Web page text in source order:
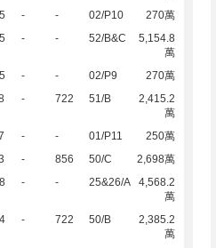
- - 02/P10
270萬
- - 52/B&C
5,154.8
萬
- - 02/P9
270萬
- 722 51/B
2,415.2
萬
- - 01/P11
250萬
- 856 50/C
2,698萬
- - 25&26/A
4,568.2
萬
- 722 50/B
2,385.2
萬